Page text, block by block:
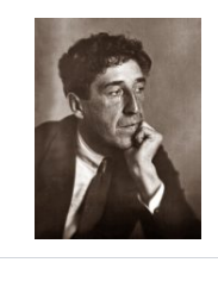
Перейти
содержимому